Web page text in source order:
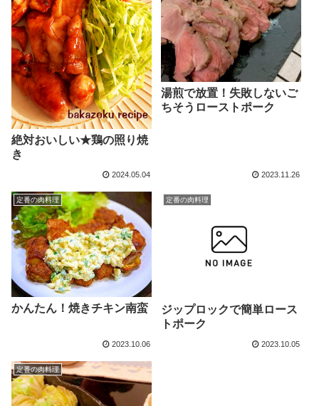
絶対おいしい★鶏の照り焼
き
2024.05.04
湯煎で放置！失敗しないご
ちそうローストポーク
2023.11.26
定番の肉料理
かんたん！焼きチキン南蛮
2023.10.06
定番の肉料理
ジップロックで簡単ロース
トポーク
2023.10.05
定番の肉料理